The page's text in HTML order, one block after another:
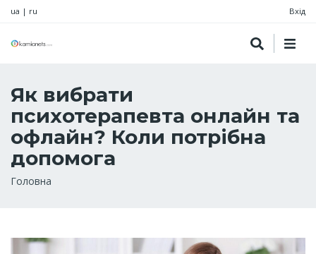
ua | ru Вхід
Як вибрати
психотерапевта онлайн та
офлайн? Коли потрібна
допомога
Рядок
Головна